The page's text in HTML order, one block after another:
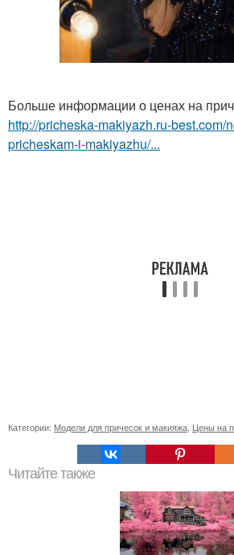
Больше информации о ценах на
http://pricheska-makiyazh.ru-best.com/
pricheskam-i-makiyazhu/...
Категории: Модели для причесок и макияжа Цены на
Читайте также